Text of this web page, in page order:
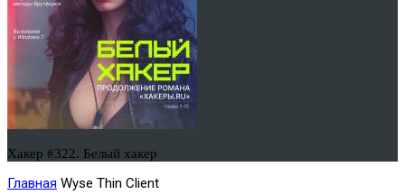
Хакер #322. Белый хакер
Главная Wyse Thin Client